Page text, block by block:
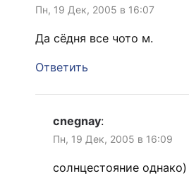
Пн, 19 Дек, 2005 в 16:07
Да сёдня все чото м.
Ответить
cnegnay:
Пн, 19 Дек, 2005 в 16:09
солнцестояние однако)